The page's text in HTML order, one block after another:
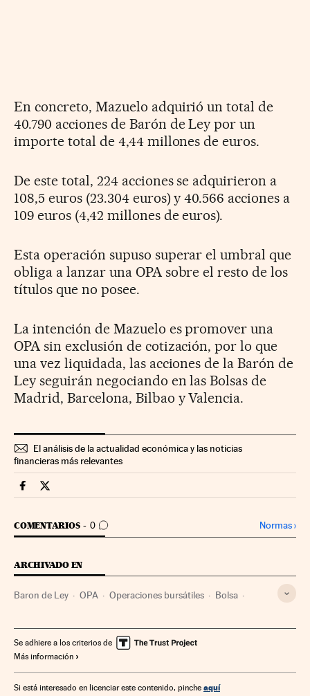
En concreto, Mazuelo adquirió un total de
40.790 acciones de Barón de Ley por un
importe total de 4,44 millones de euros.
De este total, 224 acciones se adquirieron a
108,5 euros (23.304 euros) y 40.566 acciones a
109 euros (4,42 millones de euros).
Esta operación supuso superar el umbral que
obliga a lanzar una OPA sobre el resto de los
títulos que no posee.
La intención de Mazuelo es promover una
OPA sin exclusión de cotización, por lo que
una vez liquidada, las acciones de la Barón de
Ley seguirán negociando en las Bolsas de
Madrid, Barcelona, Bilbao y Valencia.
El análisis de la actualidad económica y las noticias
financieras más relevantes
Companias Cinco Días en Facebook
Companias Cinco Días en Twitter
COMENTARIOS 0
IR A LOS COMENTARIOS Normas›
ARCHIVADO EN
Baron de Ley OPA Operaciones bursátiles Bolsa
Se adhiere a los criterios de
Más información
Si está interesado en licenciar este contenido, pinche aquí